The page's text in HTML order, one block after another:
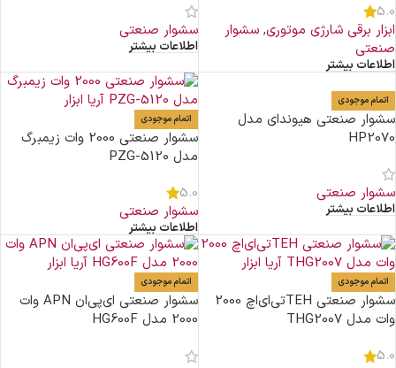
5.0
ابزار برقی شارژی موتوری, سشوار
صنعتی
اطلاعات بیشتر
سشوار صنعتی
اطلاعات بیشتر
اتمام موجودی
سشوار صنعتی هیوندای مدل
HP2070
سشوار صنعتی
اطلاعات بیشتر
اتمام موجودی
سشوار صنعتی 2000 وات زیمبرگ
مدل PZG-5120
5.0
سشوار صنعتی
اطلاعات بیشتر
اتمام موجودی
سشوار صنعتی TEHتی‌ای‌اچ 2000
وات مدل THG2007
5.0
اتمام موجودی
سشوار صنعتی ای‌پی‌ان APN وات
2000 مدل HG600F